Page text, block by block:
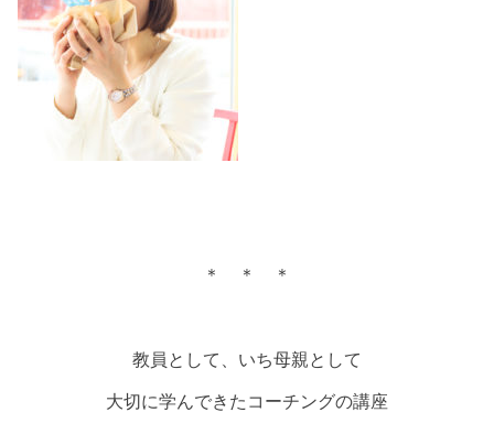
＊ ＊ ＊
教員として、いち母親として
大切に学んできたコーチングの講座